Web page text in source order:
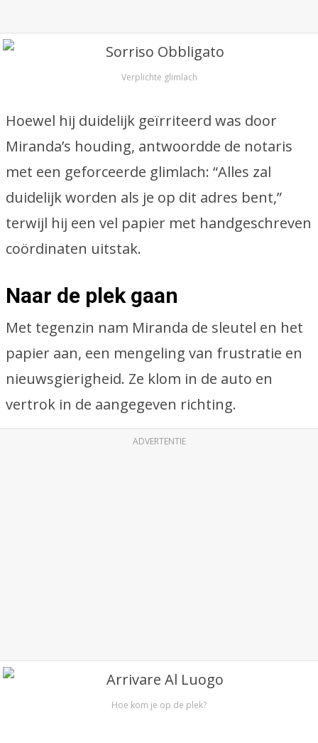
Verplichte glimlach
Hoewel hij duidelijk geïrriteerd was door
Miranda’s houding, antwoordde de notaris
met een geforceerde glimlach: “Alles zal
duidelijk worden als je op dit adres bent,”
terwijl hij een vel papier met handgeschreven
coördinaten uitstak.
Naar de plek gaan
Met tegenzin nam Miranda de sleutel en het
papier aan, een mengeling van frustratie en
nieuwsgierigheid. Ze klom in de auto en
vertrok in de aangegeven richting.
ADVERTENTIE
Hoe kom je op de plek?